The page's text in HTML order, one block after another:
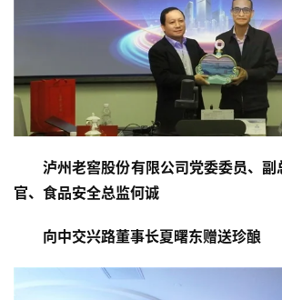
财
经
育
题
登录 注册
泸州老窖股份有限公司党委委员、
官、食品安全总监何诚
向中交兴路董事长夏曙东赠送珍酿